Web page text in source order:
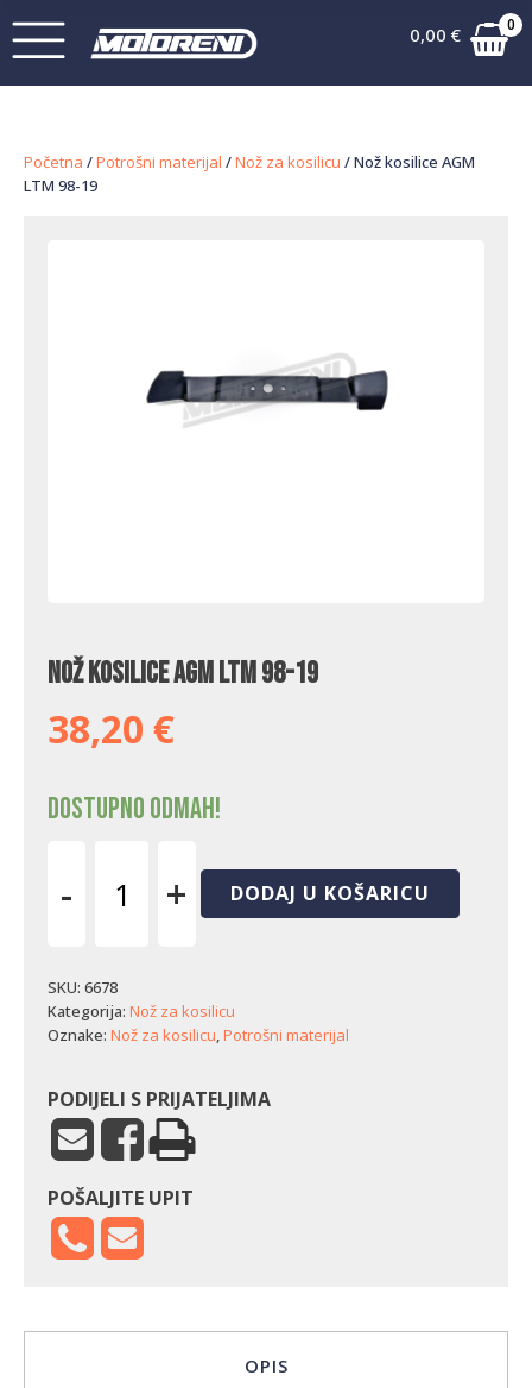
0,00 € 0
Početna /Potrošni materijal /Nož za kosilicu / Nož kosilice AGM
LTM 98-19
Nož kosilice AGM LTM 98-19
38,20 €
Dostupno odmah!
-
LTM
98-
19
+ DODAJ U KOŠARICU
SKU: 6678
Kategorija: Nož za kosilicu
Oznake: Nož za kosilicu,Potrošni materijal
PODIJELI S PRIJATELJIMA
POŠALJITE UPIT
OPIS